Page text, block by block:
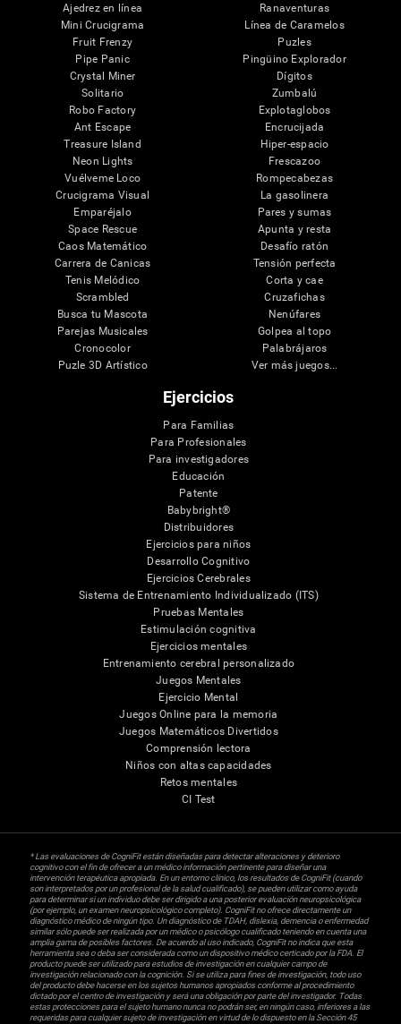
Ajedrez en línea
Mini Crucigrama
Fruit Frenzy
Pipe Panic
Crystal Miner
Solitario
Robo Factory
Ant Escape
Treasure Island
Neon Lights
Vuélveme Loco
Crucigrama Visual
Emparéjalo
Space Rescue
Caos Matemático
Carrera de Canicas
Tenis Melódico
Scrambled
Busca tu Mascota
Parejas Musicales
Cronocolor
Puzle 3D Artístico
Ranaventuras
Línea de Caramelos
Puzles
Pingüino Explorador
Dígitos
Zumbalú
Explotaglobos
Encrucijada
Hiper-espacio
Frescazoo
Rompecabezas
La gasolinera
Pares y sumas
Apunta y resta
Desafío ratón
Tensión perfecta
Corta y cae
Cruzafichas
Nenúfares
Golpea al topo
Palabrájaros
Ver más juegos...
Ejercicios
Para Familias
Para Profesionales
Para investigadores
Educación
Patente
Babybright®
Distribuidores
Ejercicios para niños
Desarrollo Cognitivo
Ejercicios Cerebrales
Sistema de Entrenamiento Individualizado (ITS)
Pruebas Mentales
Estimulación cognitiva
Ejercicios mentales
Entrenamiento cerebral personalizado
Juegos Mentales
Ejercicio Mental
Juegos Online para la memoria
Juegos Matemáticos Divertidos
Comprensión lectora
Niños con altas capacidades
Retos mentales
CI Test
* Las evaluaciones de CogniFit están diseñadas para detectar alteraciones y deterioro
cognitivo con el fin de ofrecer a un médico información pertinente para diseñar una
intervención terapéutica apropiada. En un entorno clínico, los resultados de CogniFit (cuando
son interpretados por un profesional de la salud cualificado), se pueden utilizar como ayuda
para determinar si un individuo debe ser dirigido a una posterior evaluación neuropsicológica
(por ejemplo, un examen neuropsicológico completo). CogniFit no ofrece directamente un
diagnóstico médico de ningún tipo. Un diagnóstico de TDAH, dislexia, demencia o enfermedad
similar sólo puede ser realizada por un médico o psicólogo cualificado teniendo en cuenta una
amplia gama de posibles factores. De acuerdo al uso indicado, CogniFit no indica que esta
herramienta sea o deba ser considerada como un dispositivo médico certicado por la FDA. El
producto puede ser utilizado para estudios de investigación en cualquier campo de
investigación relacionado con la cognición. Si se utiliza para fines de investigación, todo uso
del producto debe hacerse en los sujetos humanos apropiados conforme al procedimiento
dictado por el centro de investigación y será una obligación por parte del investigador. Todas
estas protecciones para el sujeto humano nunca no podrán ser, en ningún caso, inferiores a las
requeridas para cualquier sujeto de investigación en virtud de lo dispuesto en la Sección 45